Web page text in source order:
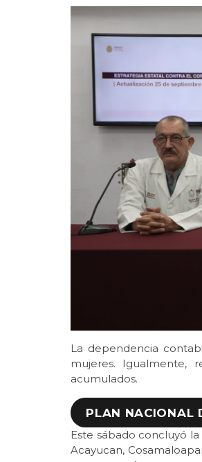
La dependencia
mujeres. Igualmente,
acumulados.
PLAN NACIONAL
Este sábado concluyó
Acayucan,